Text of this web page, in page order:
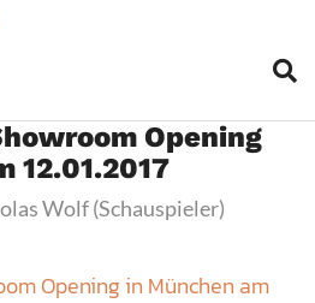
Opening
12.01.2017
Wolf (Schauspieler)